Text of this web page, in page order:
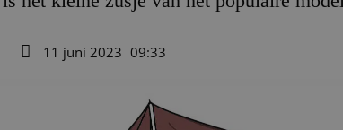
11 juni 2023 09:33